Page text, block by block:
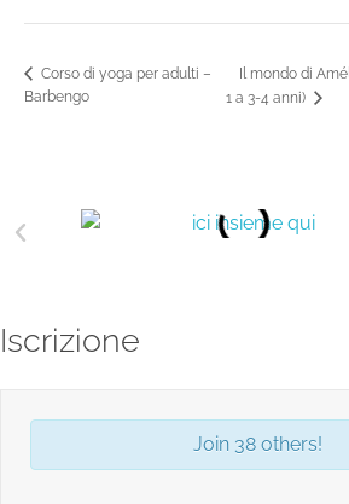
Corso di yoga per adulti –
Barbengo
Il mondo di
1 a 3-4 anni)
Iscrizione
Join 38 others!